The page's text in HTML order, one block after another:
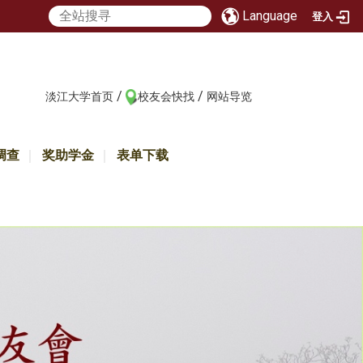
Language 登入
淡江大学首页 / 校友会快找 / 网站导览
查 奖助学金 表单下载